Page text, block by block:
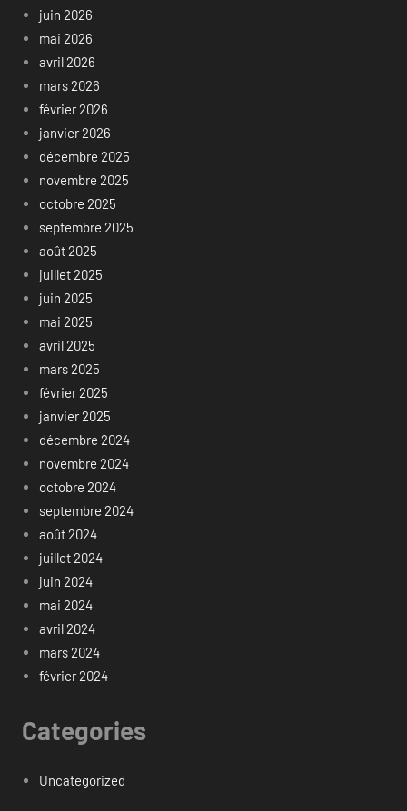
juin 2026
mai 2026
avril 2026
mars 2026
février 2026
janvier 2026
décembre 2025
novembre 2025
octobre 2025
septembre 2025
août 2025
juillet 2025
juin 2025
mai 2025
avril 2025
mars 2025
février 2025
janvier 2025
décembre 2024
novembre 2024
octobre 2024
septembre 2024
août 2024
juillet 2024
juin 2024
mai 2024
avril 2024
mars 2024
février 2024
Categories
Uncategorized